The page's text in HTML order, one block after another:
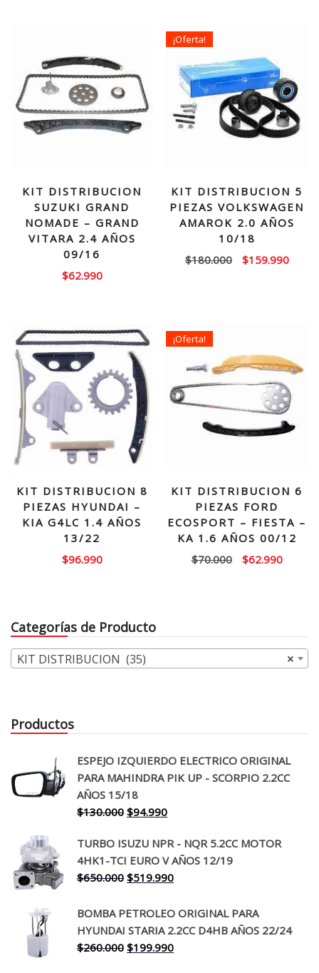
KIT DISTRIBUCION
SUZUKI GRAND
NOMADE – GRAND
VITARA 2.4 AÑOS
09/16
$62.990
¡Oferta!
KIT DISTRIBUCION 5
PIEZAS VOLKSWAGEN
AMAROK 2.0 AÑOS
10/18
$180.000
El
$159.990El
KIT DISTRIBUCION 8
PIEZAS HYUNDAI –
KIA G4LC 1.4 AÑOS
13/22
$96.990
¡Oferta!
KIT DISTRIBUCION 6
PIEZAS FORD
ECOSPORT – FIESTA –
KA 1.6 AÑOS 00/12
$70.000
El
$62.990El
Categorías de Producto
×
KIT DISTRIBUCION (35)
Productos
ESPEJO IZQUIERDO ELECTRICO ORIGINAL
PARA MAHINDRA PIK UP - SCORPIO 2.2CC
AÑOS 15/18
$130.000 El
original
era:
$130.000.
$94.990El
actual
es:
$94.990.
TURBO ISUZU NPR - NQR 5.2CC MOTOR
4HK1-TCI EURO V AÑOS 12/19
$650.000 El
original
era:
$650.000.
$519.990El
actual
es:
$519.990.
BOMBA PETROLEO ORIGINAL PARA
HYUNDAI STARIA 2.2CC D4HB AÑOS 22/24
$260.000 El
$199.990El